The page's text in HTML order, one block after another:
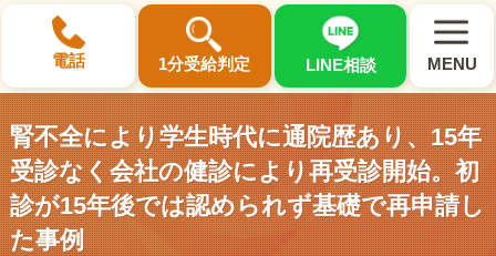
電話 1分受給判定 LINE相談 MENU
×
選ばれる3つの理由
腎不全により学生時代に通院歴あり、15年
受診なく会社の健診により再受診開始。初
診が15年後では認められず基礎で再申請し
た事例